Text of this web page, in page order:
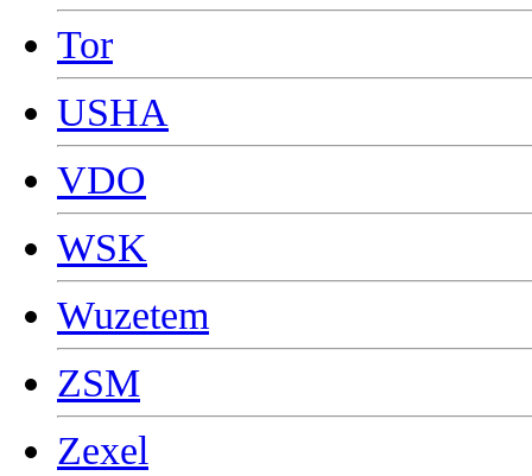
Tor
USHA
VDO
WSK
Wuzetem
ZSM
Zexel